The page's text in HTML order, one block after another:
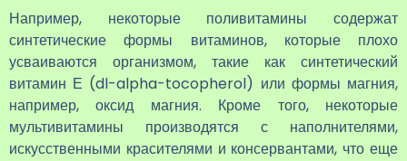
Например, некоторые поливитамины содержат
синтетические формы витаминов, которые плохо
усваиваются организмом, такие как синтетический
витамин Е (dl-alpha-tocopherol) или формы магния,
например, оксид магния. Кроме того, некоторые
мультивитамины производятся с наполнителями,
искусственными красителями и консервантами, что еще